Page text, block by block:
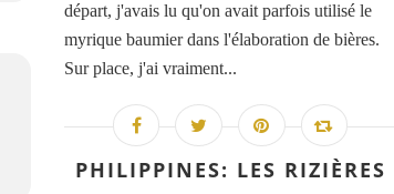
départ, j'avais lu qu'on avait parfois utilisé le
myrique baumier dans l'élaboration de bières.
Sur place, j'ai vraiment...
PHILIPPINES: LES RIZIÈRES